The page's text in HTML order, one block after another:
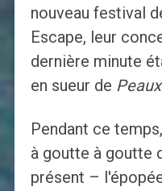
nouveau festival
Escape, leur
dernière minute
en sueur de Peaux
Pendant ce
à goutte à goutte
présent –